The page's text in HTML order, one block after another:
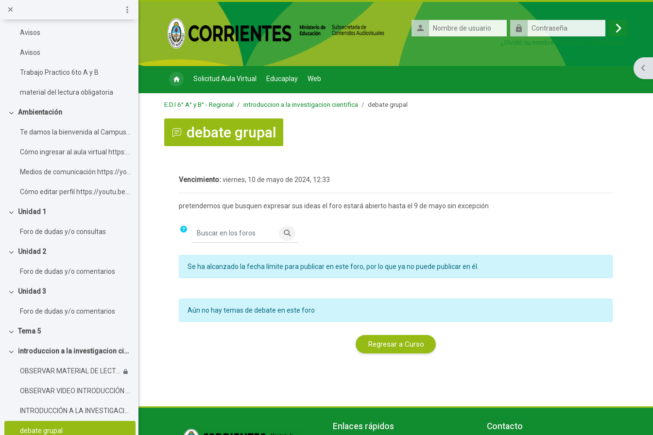
Colapsar
Escuela Normal "José Manuel Estrada" - Regional
Avisos
Avisos
Trabajo Practico 6to A y B
material del lectura obligatoria
Ambientación
Unidad 1
Foro de dudas y/o consultas
Unidad 2
Foro de dudas y/o comentarios
Unidad 3
Foro de dudas y/o comentarios
Tema 5
introduccion a la investigacion cientifica
OBSERVAR MATERIAL DE LECTURA DE INTRODUCCION A LA INVESTIGACION
debate grupal
Nombre
de
Contraseña
Acceder
¿Olvidó su nombre de usuario o contraseña?
Solicitud Aula Virtual Educaplay Web
E.D.I 6° A° y B° - Regional introduccion a la investigacion cientifica debate grupal
debate grupal
Vencimiento:viernes, 10 de mayo de 2024, 12:33
pretendemos que busquen expresar sus ideas el foro estará abierto hasta el 9 de mayo sin excepción
Buscar en los foros
Buscar en los foros
Se ha alcanzado la fecha límite para publicar en este foro, por lo que ya no puede publicar en él.
Aún no hay temas de debate en este foro
Regresar a Curso
Bloques Bloques
Enlaces rápidos Bloques
Contacto